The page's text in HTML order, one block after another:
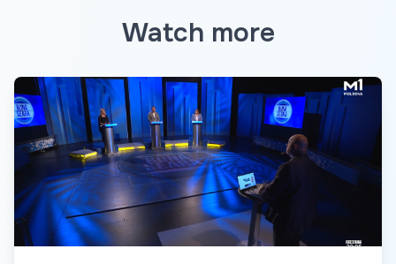
Watch more